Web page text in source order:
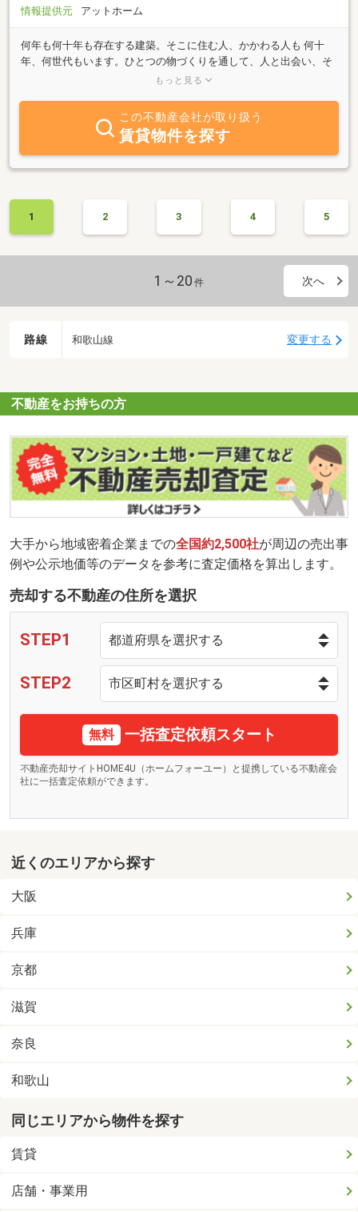
情報提供元
アットホーム
何年も何十年も存在する建築。そこに住む人、かかわる人も 何十
年、何世代もいます。ひとつの物づくりを通して、人と出会い、そ
して、その人から人への出会い。一生のうちで、世界約６８億人、
与えるのかを考えた時、出会いのすばらしさに感動します。このす
ばらしい出会いを大切にし、そして出会った人達と共に幸せになり
もっと見る
この不動産会社が取り扱う
賃貸物件を探す
1 2 3 4 5
1～20 件 次へ
路線 和歌山線 変更する
不動産をお持ちの方
大手から地域密着企業までの全国約2,500社が周辺の売出事
例や公示地価等のデータを参考に査定価格を算出します。
売却する不動産の住所を選択
STEP1
STEP2
無料 一括査定依頼スタート
不動産売却サイトHOME4U（ホームフォーユー）と提携している不動産会
社に一括査定依頼ができます。
近くのエリアから探す
大阪
兵庫
京都
滋賀
奈良
和歌山
同じエリアから物件を探す
賃貸
店舗・事業用